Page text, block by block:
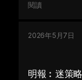
閱讀
2026年5月7日
明報︰迷策